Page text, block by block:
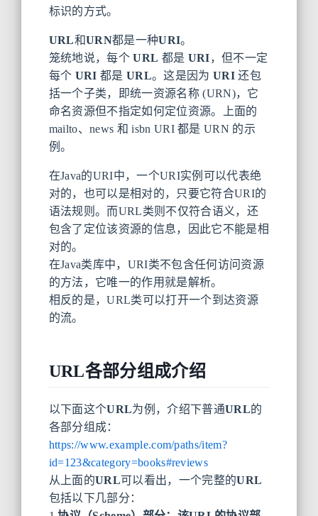
标识的方式。
URL和URN都是一种URI。
笼统地说，每个URL 都是 URI，但不一定
每个 URI 都是URL。这是因为 URI还包
括一个子类，即统一资源名称 (URN)，它
命名资源但不指定如何定位资源。上面的
mailto、news 和 isbn URI 都是 URN 的示
例。
在Java的URI中，一个URI实例可以代表绝
对的，也可以是相对的，只要它符合URI的
语法规则。而URL类则不仅符合语义，还
包含了定位该资源的信息，因此它不能是相
对的。
在Java类库中，URI类不包含任何访问资源
的方法，它唯一的作用就是解析。
相反的是，URL类可以打开一个到达资源
的流。
URL各部分组成介绍
以下面这个URL为例，介绍下普通URL的
各部分组成：
https://www.example.com/paths/item?
id=123&category=books#reviews
从上面的URL可以看出，一个完整的URL
包括以下几部分：